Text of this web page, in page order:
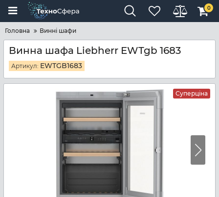
0
Головна Винні шафи
Винна шафа Liebherr EWTgb 1683
Артикул: EWTGB1683
Суперціна